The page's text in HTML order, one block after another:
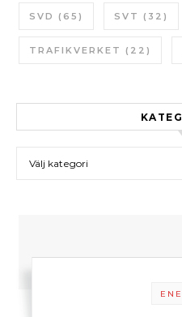
SVD (65) SVT (32)
TRAFIKVERKET (22)